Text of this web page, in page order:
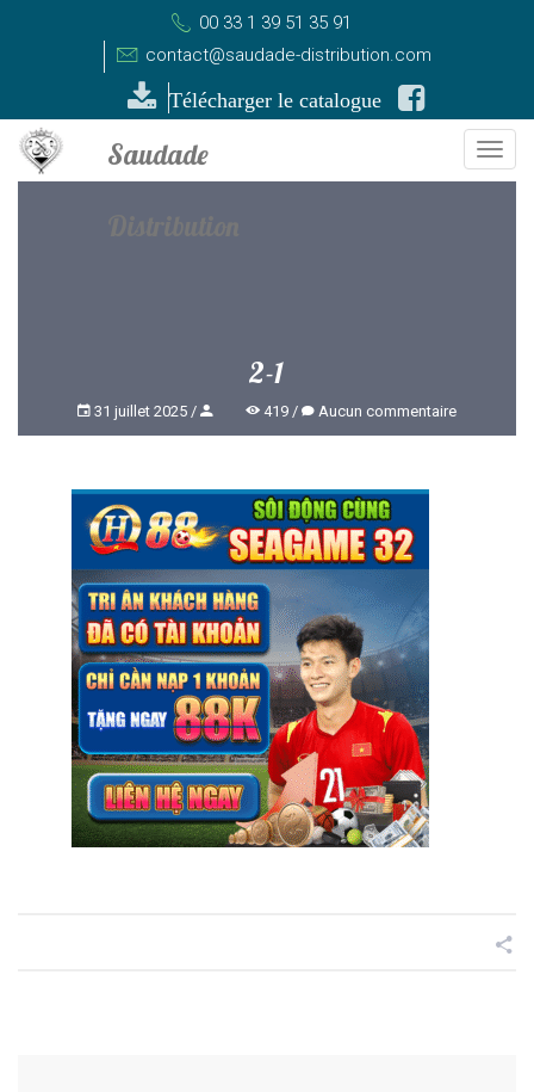
00 33 1 39 51 35 91
contact@saudade-distribution.com
Télécharger le catalogue
2-1
31 juillet 2025 419 Aucun commentaire